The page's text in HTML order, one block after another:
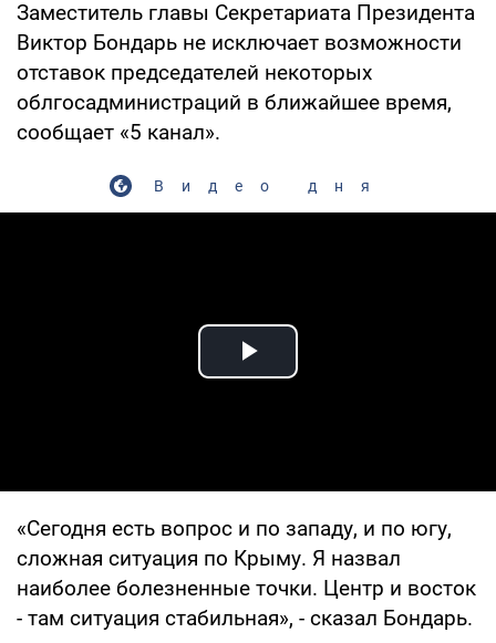
Заместитель главы Секретариата Президента
Виктор Бондарь не исключает возможности
отставок председателей некоторых
облгосадминистраций в ближайшее время,
сообщает «5 канал».
Видео дня
Play Video
«Сегодня есть вопрос и по западу, и по югу,
сложная ситуация по Крыму. Я назвал
наиболее болезненные точки. Центр и восток
- там ситуация стабильная», - сказал Бондарь.